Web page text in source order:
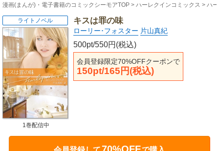
漫画(まんが)・電子書籍のコミックシーモアTOP ハーレクインコミックス ハ
キスは罪の味
ローリー･フォスター 片山真紀
500pt/550円(税込)
会員登録限定70%OFFクーポンで
150pt/165円(税込)
ライトノベル
1巻配信中